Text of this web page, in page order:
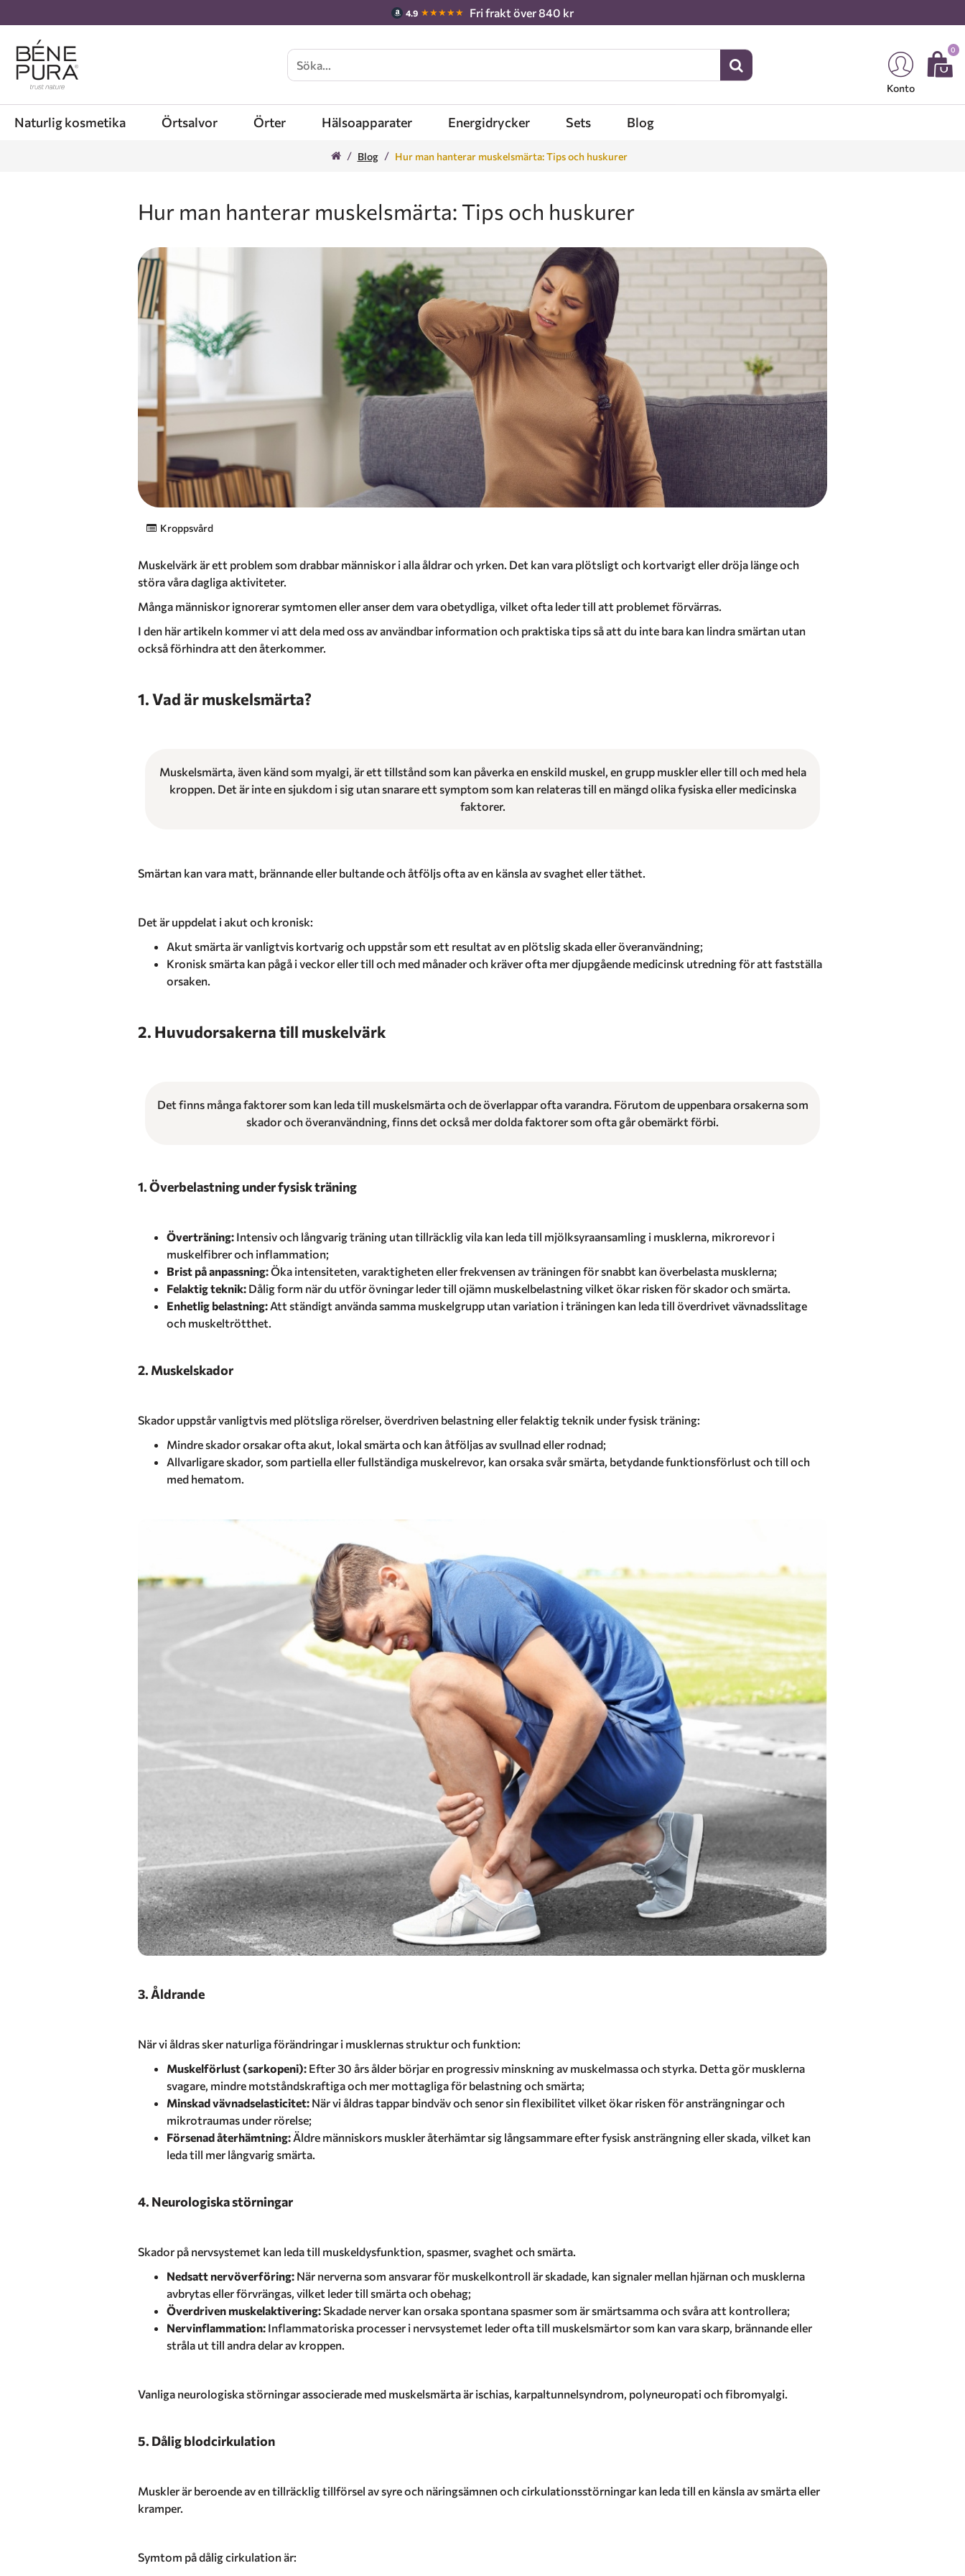
4.9 ★★★★★ Fri frakt över 840 kr
Konto
0
Naturlig kosmetika Örtsalvor Örter Hälsoapparater Energidrycker Sets Blog
Blog Hur man hanterar muskelsmärta: Tips och huskurer
Hur man hanterar muskelsmärta: Tips och huskurer
Kroppsvård
Muskelvärk är ett problem som drabbar människor i alla åldrar och yrken. Det kan vara plötsligt och kortvarigt eller dröja länge och
störa våra dagliga aktiviteter.
Många människor ignorerar symtomen eller anser dem vara obetydliga, vilket ofta leder till att problemet förvärras.
I den här artikeln kommer vi att dela med oss ​​av användbar information och praktiska tips så att du inte bara kan lindra smärtan utan
också förhindra att den återkommer.
1. Vad är muskelsmärta?
Muskelsmärta, även känd som myalgi, är ett tillstånd som kan påverka en enskild muskel, en grupp muskler eller till och med hela
kroppen. Det är inte en sjukdom i sig utan snarare ett symptom som kan relateras till en mängd olika fysiska eller medicinska
faktorer.
Smärtan kan vara matt, brännande eller bultande och åtföljs ofta av en känsla av svaghet eller täthet.
Det är uppdelat i akut och kronisk:
Akut smärta är vanligtvis kortvarig och uppstår som ett resultat av en plötslig skada eller överanvändning;
Kronisk smärta kan pågå i veckor eller till och med månader och kräver ofta mer djupgående medicinsk utredning för att fastställa
orsaken.
2. Huvudorsakerna till muskelvärk
Det finns många faktorer som kan leda till muskelsmärta och de överlappar ofta varandra. Förutom de uppenbara orsakerna som
skador och överanvändning, finns det också mer dolda faktorer som ofta går obemärkt förbi.
1. Överbelastning under fysisk träning
Överträning: Intensiv och långvarig träning utan tillräcklig vila kan leda till mjölksyraansamling i musklerna, mikrorevor i
muskelfibrer och inflammation;
Brist på anpassning:Öka intensiteten, varaktigheten eller frekvensen av träningen för snabbt kan överbelasta musklerna;
Felaktig teknik: Dålig form när du utför övningar leder till ojämn muskelbelastning vilket ökar risken för skador och smärta.
Enhetlig belastning: Att ständigt använda samma muskelgrupp utan variation i träningen kan leda till överdrivet vävnadsslitage
och muskeltrötthet.
2. Muskelskador
Skador uppstår vanligtvis med plötsliga rörelser, överdriven belastning eller felaktig teknik under fysisk träning:
Mindre skador orsakar ofta akut, lokal smärta och kan åtföljas av svullnad eller rodnad;
Allvarligare skador, som partiella eller fullständiga muskelrevor, kan orsaka svår smärta, betydande funktionsförlust och till och
med hematom.
3. Åldrande
När vi åldras sker naturliga förändringar i musklernas struktur och funktion:
Muskelförlust (sarkopeni): Efter 30 års ålder börjar en progressiv minskning av muskelmassa och styrka. Detta gör musklerna
svagare, mindre motståndskraftiga och mer mottagliga för belastning och smärta;
Minskad vävnadselasticitet: När vi åldras tappar bindväv och senor sin flexibilitet vilket ökar risken för ansträngningar och
mikrotraumas under rörelse;
Försenad återhämtning: Äldre människors muskler återhämtar sig långsammare efter fysisk ansträngning eller skada, vilket kan
leda till mer långvarig smärta.
4. Neurologiska störningar
Skador på nervsystemet kan leda till muskeldysfunktion, spasmer, svaghet och smärta.
Nedsatt nervöverföring: När nerverna som ansvarar för muskelkontroll är skadade, kan signaler mellan hjärnan och musklerna
avbrytas eller förvrängas, vilket leder till smärta och obehag;
Överdriven muskelaktivering:Skadade nerver kan orsaka spontana spasmer som är smärtsamma och svåra att kontrollera;
Nervinflammation: Inflammatoriska processer i nervsystemet leder ofta till muskelsmärtor som kan vara skarp, brännande eller
stråla ut till andra delar av kroppen.
Vanliga neurologiska störningar associerade med muskelsmärta är ischias, karpaltunnelsyndrom, polyneuropati och fibromyalgi.
5. Dålig blodcirkulation
Muskler är beroende av en tillräcklig tillförsel av syre och näringsämnen och cirkulationsstörningar kan leda till en känsla av smärta eller
kramper.
Symtom på dålig cirkulation är: